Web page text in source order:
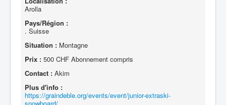
Arolla
Pays/Région :
. Suisse
Situation : Montagne
Prix : 500 CHF Abonnement compris
Contact : Akim
Plus d'info :
https://graindeble.org/events/event/junior-extraski-